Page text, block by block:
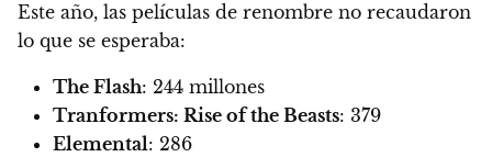
Este año, las películas de renombre no recaudaron
lo que se esperaba:
The Flash: 244 millones
Tranformers: Rise of the Beasts: 379
Elemental: 286